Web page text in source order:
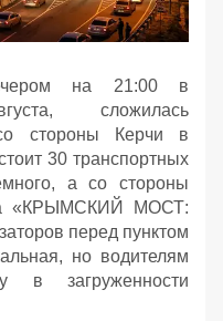
на 21:00 в
сложилась
стороны Керчи в
30 транспортных
а со стороны
«КРЫМСКИЙ МОСТ:
перед пунктом
но водителям
в загруженности